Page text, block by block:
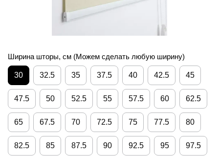
Ширина шторы, см (Можем сделать любую ширину)
30 32.5 35 37.5 40 42.5 45
47.5 50 52.5 55 57.5 60 62.5
65 67.5 70 72.5 75 77.5 80
82.5 85 87.5 90 92.5 95 97.5